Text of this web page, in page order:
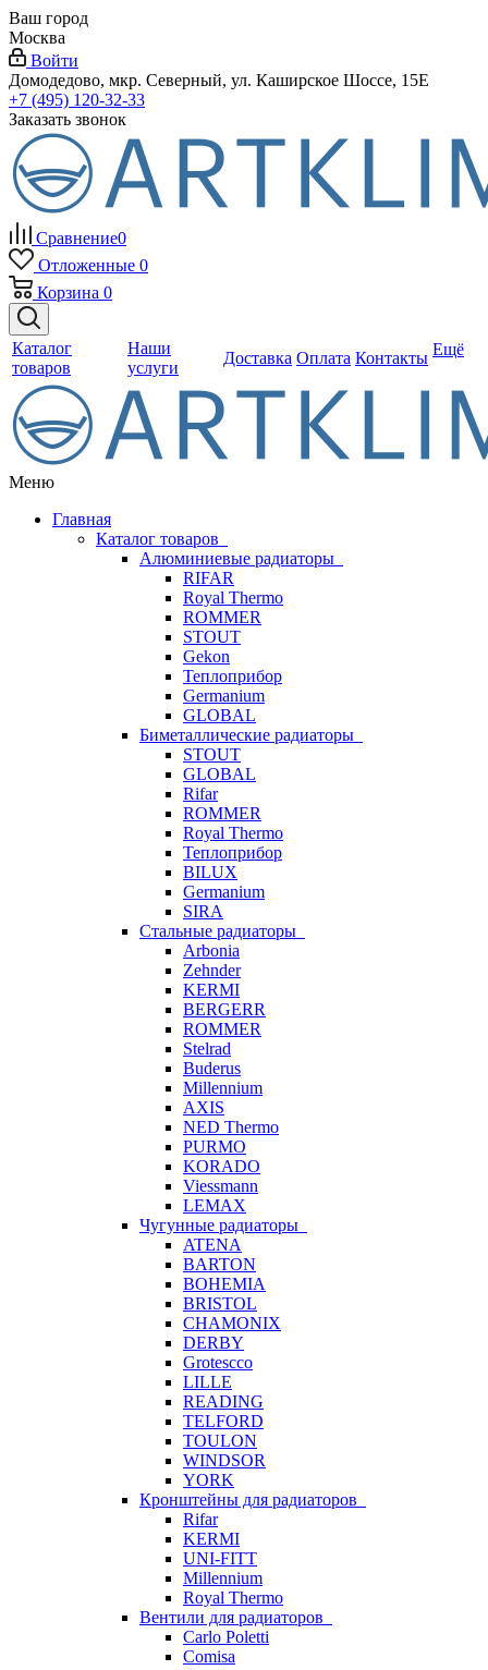
Ваш город
Москва
Войти
Домодедово, мкр. Северный, ул. Каширское Шоссе, 15Е
+7 (495) 120-32-33
Заказать звонок
Сравнение0
Отложенные 0
Корзина 0
Каталог
товаров
Наши
услуги
Доставка Оплата Контакты Ещё
Меню
Главная
Каталог товаров
Алюминиевые радиаторы
RIFAR
Royal Thermo
ROMMER
STOUT
Gekon
Теплоприбор
Germanium
GLOBAL
Биметаллические радиаторы
STOUT
GLOBAL
Rifar
ROMMER
Royal Thermo
Теплоприбор
BILUX
Germanium
SIRA
Стальные радиаторы
Arbonia
Zehnder
KERMI
BERGERR
ROMMER
Stelrad
Buderus
Millennium
AXIS
NED Thermo
PURMO
KORADO
Viessmann
LEMAX
Чугунные радиаторы
ATENA
BARTON
BOHEMIA
BRISTOL
CHAMONIX
DERBY
Grotescco
LILLE
READING
TELFORD
TOULON
WINDSOR
YORK
Кронштейны для радиаторов
Rifar
KERMI
UNI-FITT
Millennium
Royal Thermo
Вентили для радиаторов
Carlo Poletti
Comisa